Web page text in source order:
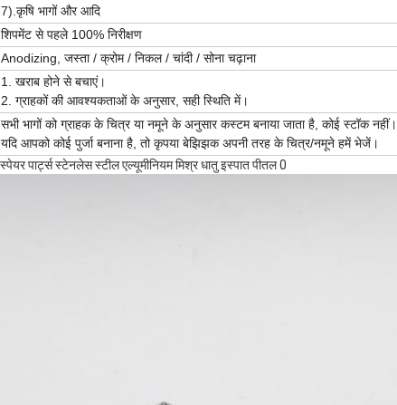
7).कृषि भागों और आदि
शिपमेंट से पहले 100% निरीक्षण
Anodizing, जस्ता / क्रोम / निकल / चांदी / सोना चढ़ाना
1. खराब होने से बचाएं।
2. ग्राहकों की आवश्यकताओं के अनुसार, सही स्थिति में।
सभी भागों को ग्राहक के चित्र या नमूने के अनुसार कस्टम बनाया जाता है, कोई स्टॉक नहीं।
यदि आपको कोई पुर्जा बनाना है, तो कृपया बेझिझक अपनी तरह के चित्र/नमूने हमें भेजें।